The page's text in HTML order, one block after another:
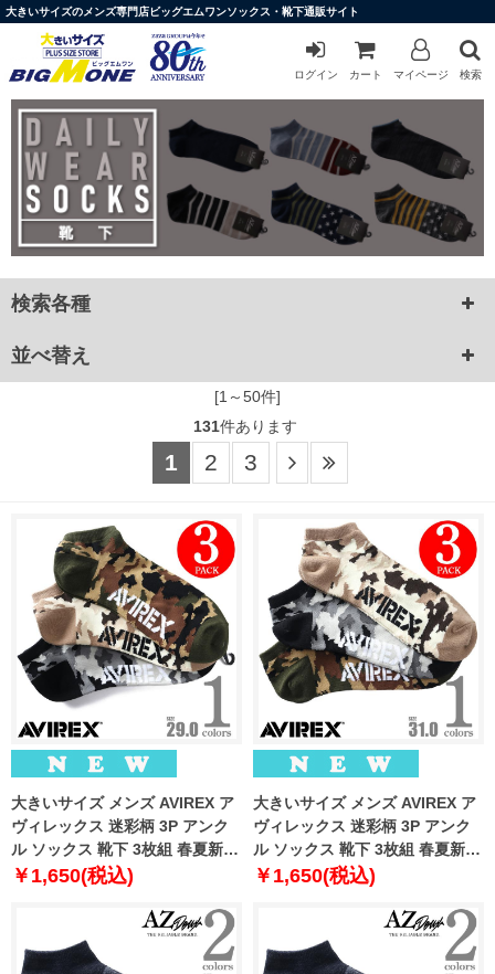
大きいサイズのメンズ専門店ビッグエムワンソックス・靴下通販サイト
ログイン カート マイページ 検索
検索各種
並べ替え
[1～50件]
131件あります
1 2 3
大きいサイズ メンズ AVIREX ア
ヴィレックス 迷彩柄 3P アンク
ル ソックス 靴下 3枚組 春夏新作
81713400
￥1,650(税込)
大きいサイズ メンズ AVIREX ア
ヴィレックス 迷彩柄 3P アンク
ル ソックス 靴下 3枚組 春夏新作
81713500
￥1,650(税込)